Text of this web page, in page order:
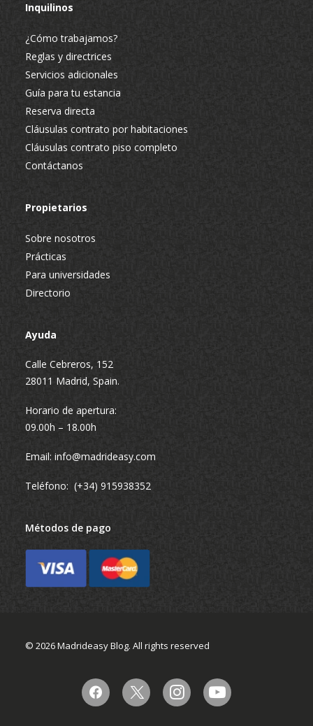
Inquilinos
¿Cómo trabajamos?
Reglas y directrices
Servicios adicionales
Guía para tu estancia
Reserva directa
Cláusulas contrato por habitaciones
Cláusulas contrato piso completo
Contáctanos
Propietarios
Sobre nosotros
Prácticas
Para universidades
Directorio
Ayuda
Calle Cebreros, 152
28011 Madrid, Spain.
Horario de apertura:
09.00h – 18.00h
Email: info@madrideasy.com
Teléfono: (+34) 915938352
Métodos de pago
© 2026 Madrideasy Blog. All rights reserved